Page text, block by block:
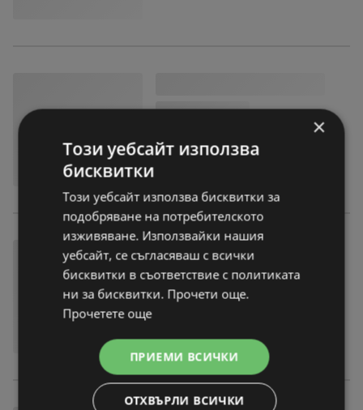
×
Този уебсайт използва
бисквитки
Този уебсайт използва бисквитки за
подобряване на потребителското
изживяване. Използвайки нашия
уебсайт, се съгласяваш с всички
бисквитки в съответствие с политиката
ни за бисквитки. Прочети още.
Прочетете още
ПРИЕМИ ВСИЧКИ
ОТХВЪРЛИ ВСИЧКИ